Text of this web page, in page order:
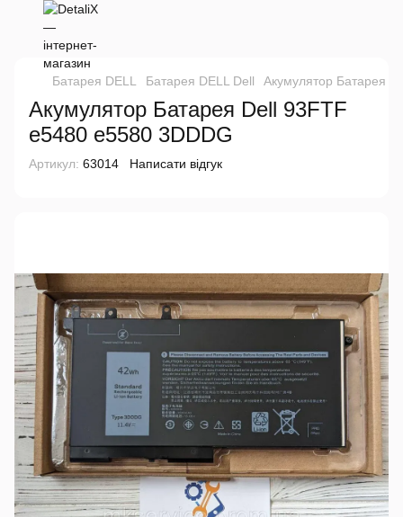
Батарея DELL Батарея DELL Dell Акумулятор Батарея
Акумулятор Батарея Dell 93FTF
e5480 e5580 3DDDG
Артикул: 63014 Написати відгук